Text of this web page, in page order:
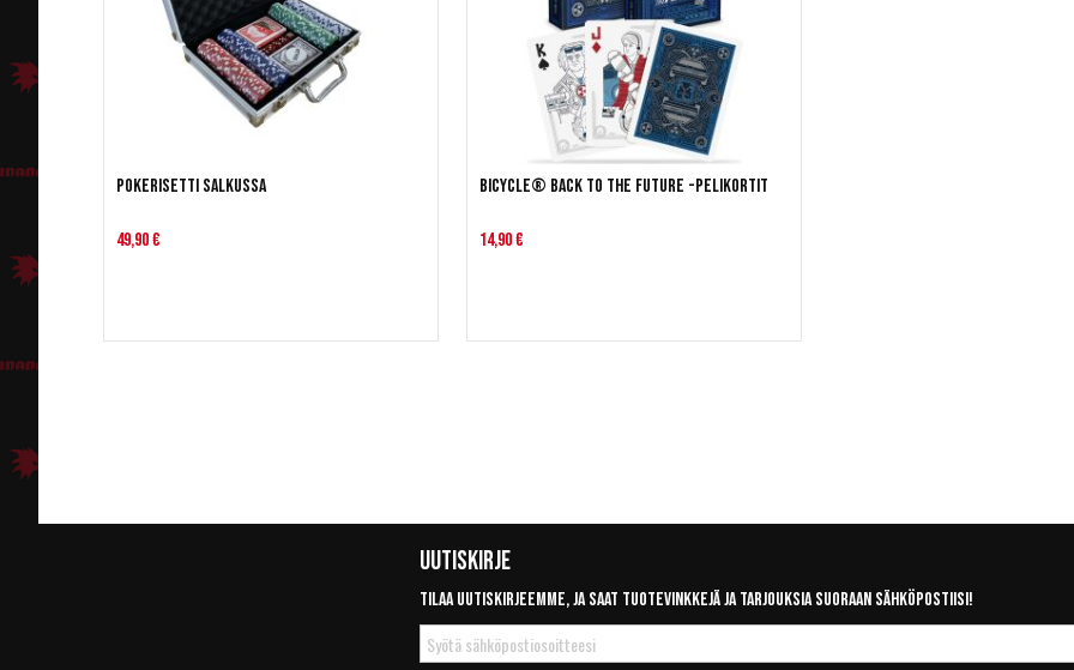
Pokerisetti salkussa
49,90 €
Bicycle® Back to the Future -pelikortit
14,90 €
Uutiskirje
Tilaa uutiskirjeemme, ja saat tuotevinkkejä ja tarjouksia suoraan sähköpostiisi!
Tilaa
uutiskirje